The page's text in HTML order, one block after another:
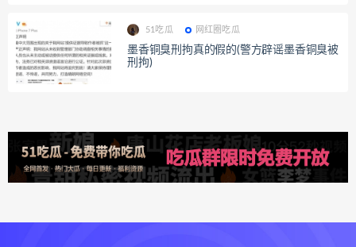
51吃瓜 网红圈吃瓜
墨香铜臭刑拘真的假的(警方辟谣墨香铜臭被
刑拘)